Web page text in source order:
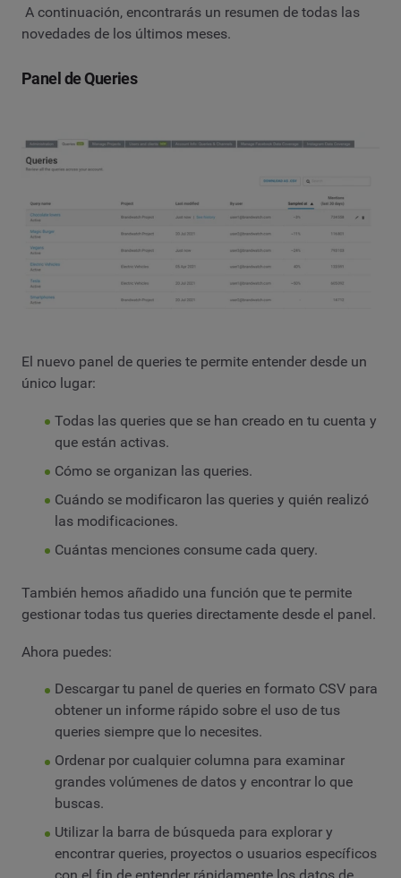
A continuación, encontrarás un resumen de todas las
novedades de los últimos meses.
Panel de Queries
El nuevo panel de queries te permite entender desde un
único lugar:
Todas las queries que se han creado en tu cuenta y
que están activas.
Cómo se organizan las queries.
Cuándo se modificaron las queries y quién realizó
las modificaciones.
Cuántas menciones consume cada query.
También hemos añadido una función que te permite
gestionar todas tus queries directamente desde el panel.
Ahora puedes:
Descargar tu panel de queries en formato CSV para
obtener un informe rápido sobre el uso de tus
queries siempre que lo necesites.
Ordenar por cualquier columna para examinar
grandes volúmenes de datos y encontrar lo que
buscas.
Utilizar la barra de búsqueda para explorar y
encontrar queries, proyectos o usuarios específicos